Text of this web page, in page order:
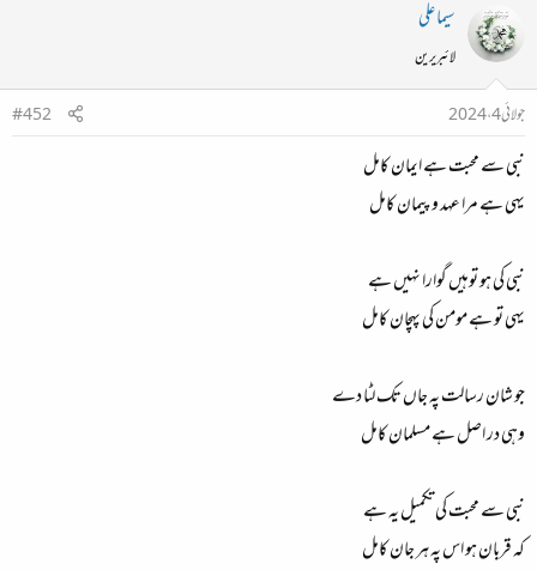
سیما علی
لائبریرین
جولائی 4، 2024
#452
نبی سے محبت ہے ایمان کامل
یہی ہے مرا عہد وپیمان کامل
نبی کی ہو توہیں گوارا نہیں ہے
یہی تو ہے مومن کی پہچان کامل
جو شان رسالت پہ جاں تک لٹا دے
وہی در اصل ہے مسلمان کامل
نبی سے محبت کی تکمیل یہ ہے
کہ قربان ہو اس پہ ہر جان کامل